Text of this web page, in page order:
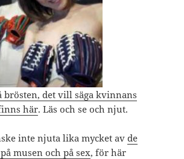
brösten, det vill säga kvinnans
här. Läs och se och njut.
inte njuta lika mycket avde
musen och på sex, för här